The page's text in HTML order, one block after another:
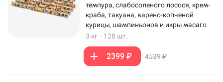
темпура, слабосоленого лосося, крем-
краба, такуана, варено-копченой
курицы, шампиньонов и икры масаго
3 кг · 128 шт.
2399 ₽ 4539 ₽